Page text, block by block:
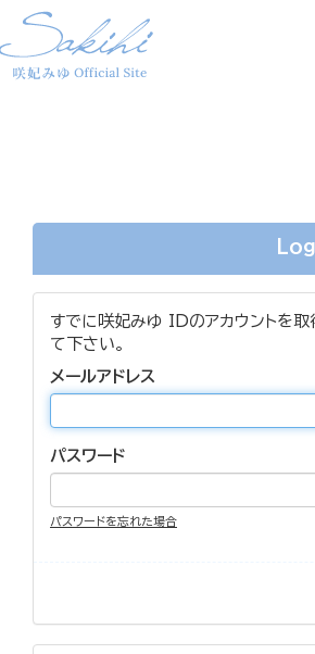
すでに咲妃みゆ IDのアカウントを取
て下さい。
メールアドレス
パスワード
パスワードを忘れた場合